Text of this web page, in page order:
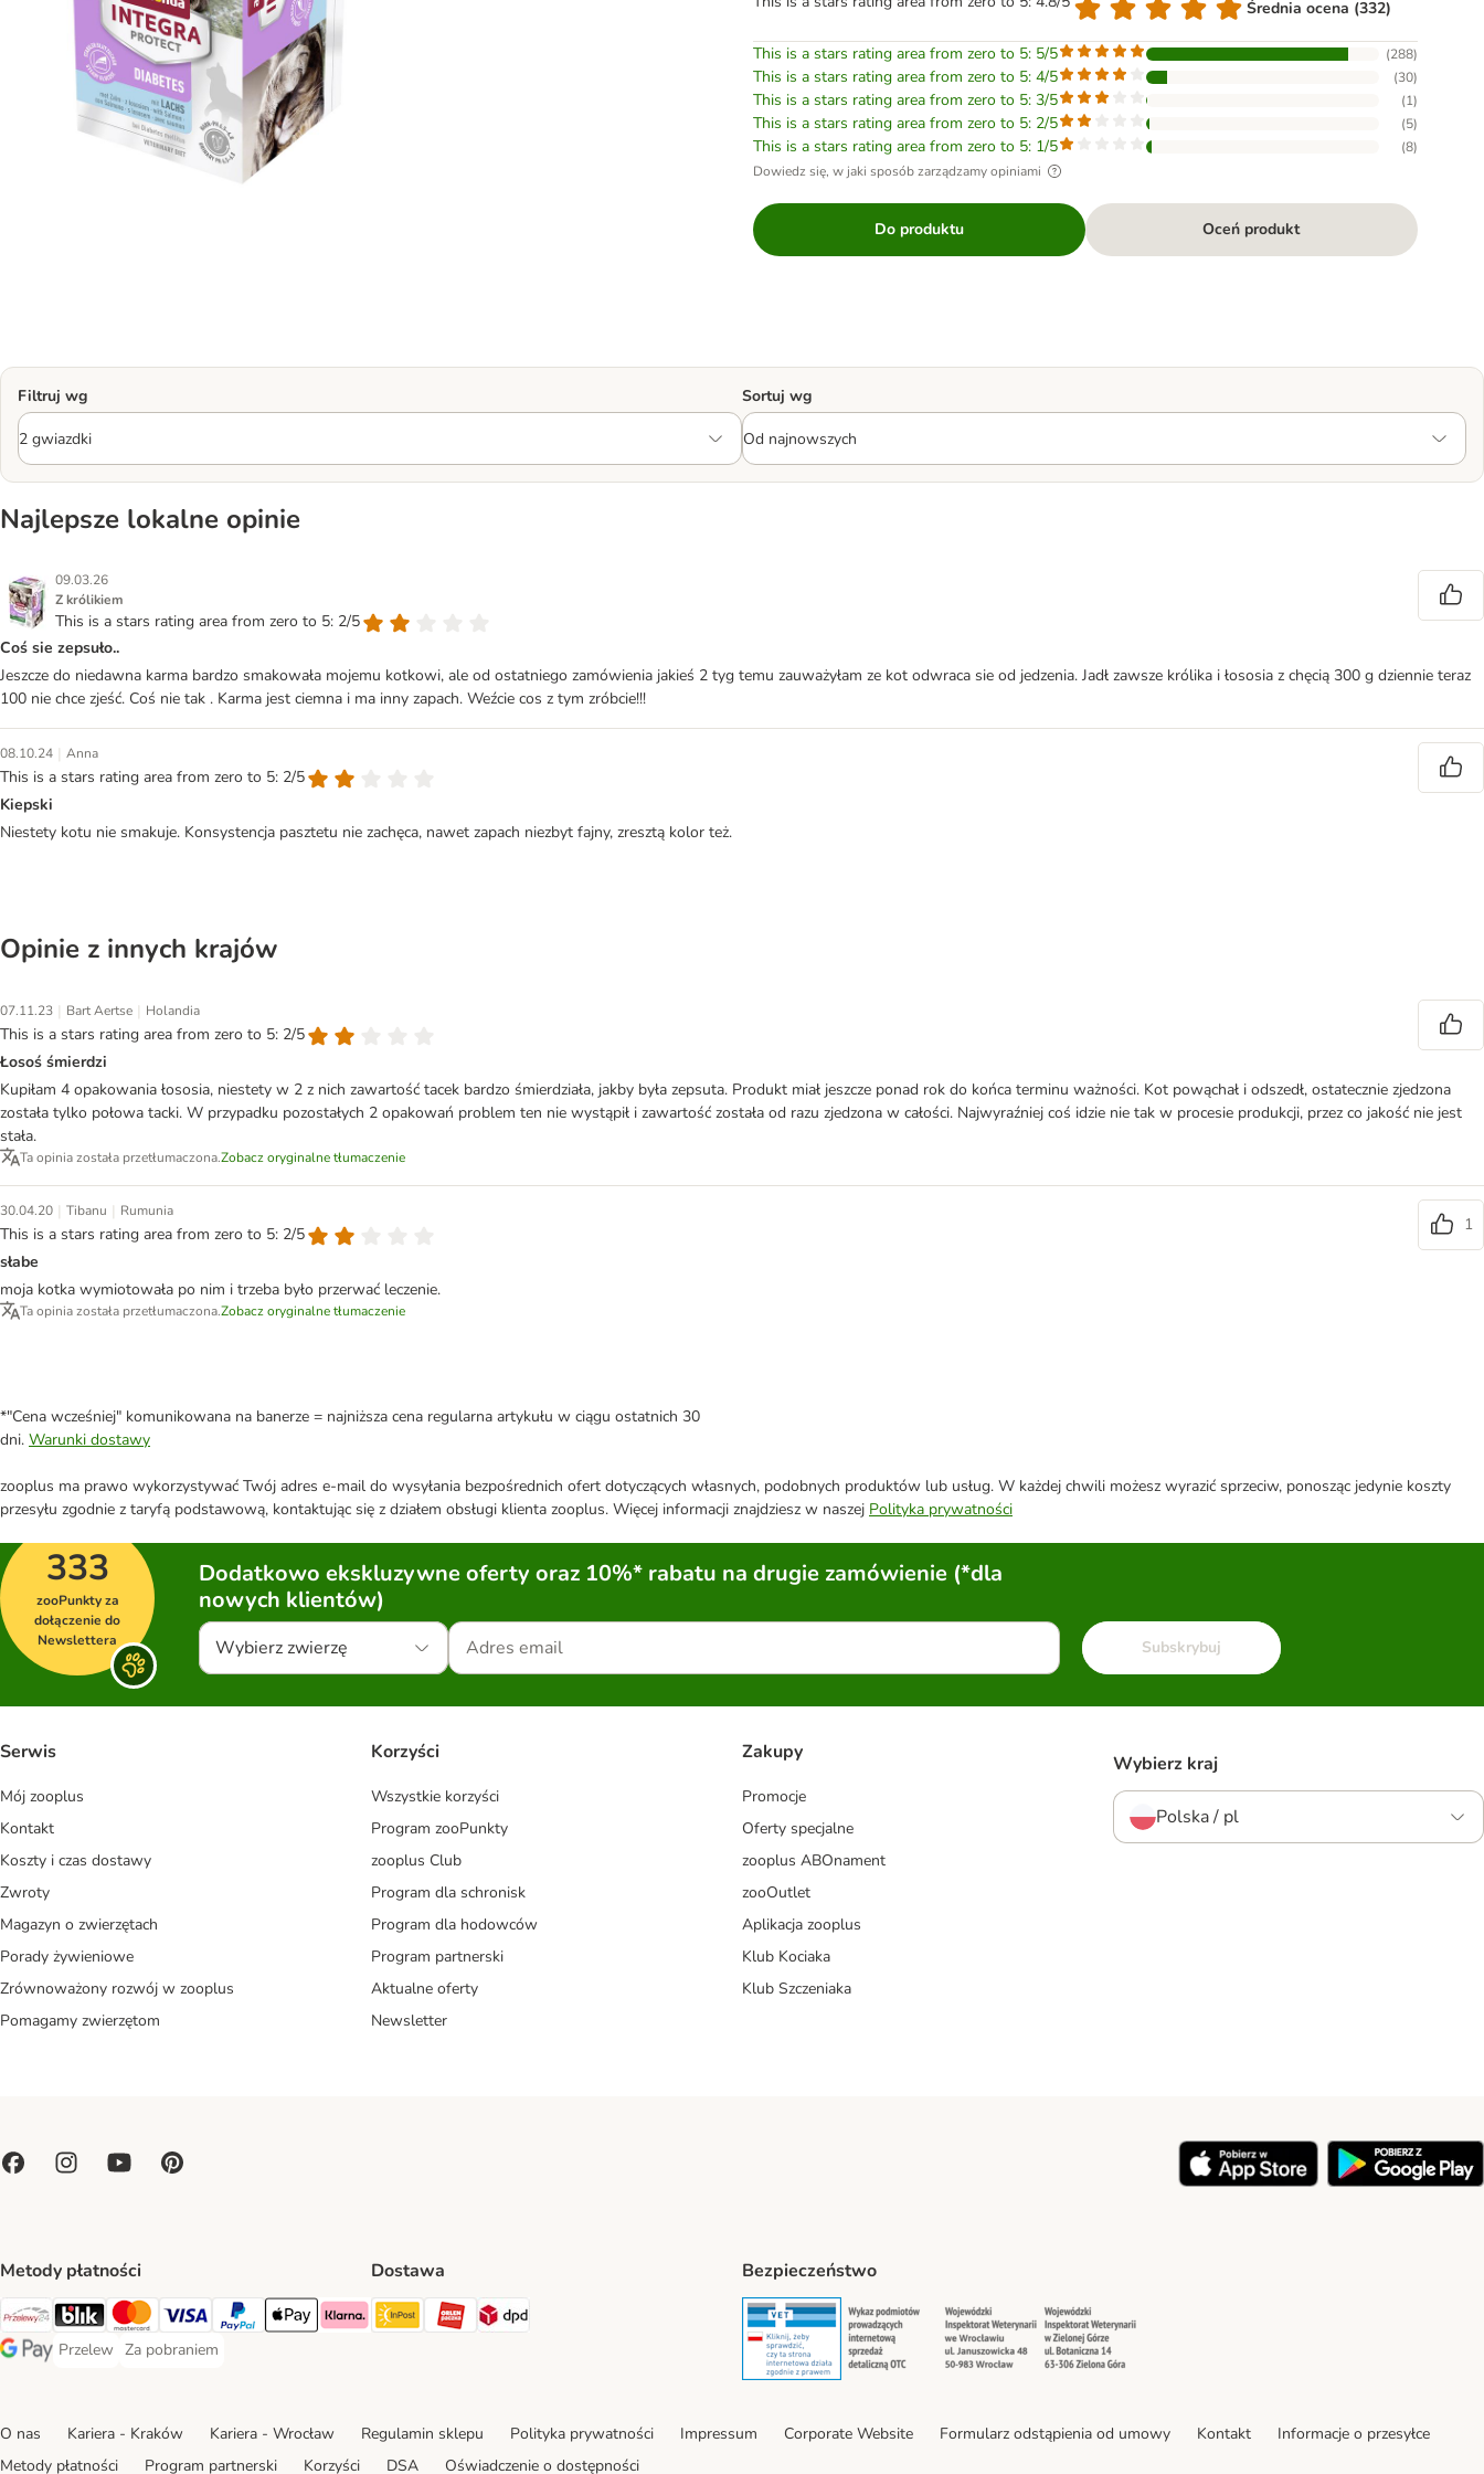
Średnia ocena (332)
This is a stars rating area from zero to 5: 5/5 (288)
This is a stars rating area from zero to 5: 4/5 (30)
This is a stars rating area from zero to 5: 3/5 (1)
This is a stars rating area from zero to 5: 2/5 (5)
This is a stars rating area from zero to 5: 1/5 (8)
Dowiedz się, w jaki sposób zarządzamy opiniami
Do produktu Oceń produkt
Filtruj wg Sortuj wg
Najlepsze lokalne opinie
09.03.26
Z królikiem
This is a stars rating area from zero to 5: 2/5
Coś sie zepsuło..
Jeszcze do niedawna karma bardzo smakowała mojemu kotkowi, ale od ostatniego zamówienia jakieś 2 tyg temu zauważyłam ze kot odwraca sie od jedzenia. Jadł zawsze królika i łososia z chęcią 300 g dziennie teraz
100 nie chce zjeść. Coś nie tak . Karma jest ciemna i ma inny zapach. Weźcie cos z tym zróbcie!!!
08.10.24 | Anna
This is a stars rating area from zero to 5: 2/5
Kiepski
Niestety kotu nie smakuje. Konsystencja pasztetu nie zachęca, nawet zapach niezbyt fajny, zresztą kolor też.
Opinie z innych krajów
07.11.23 | Bart Aertse | Holandia
This is a stars rating area from zero to 5: 2/5
Łosoś śmierdzi
Kupiłam 4 opakowania łososia, niestety w 2 z nich zawartość tacek bardzo śmierdziała, jakby była zepsuta. Produkt miał jeszcze ponad rok do końca terminu ważności. Kot powąchał i odszedł, ostatecznie zjedzona
została tylko połowa tacki. W przypadku pozostałych 2 opakowań problem ten nie wystąpił i zawartość została od razu zjedzona w całości. Najwyraźniej coś idzie nie tak w procesie produkcji, przez co jakość nie jest
stała.
Ta opinia została przetłumaczona.Zobacz oryginalne tłumaczenie
30.04.20 | Tibanu | Rumunia
This is a stars rating area from zero to 5: 2/5
1
słabe
moja kotka wymiotowała po nim i trzeba było przerwać leczenie.
Ta opinia została przetłumaczona.Zobacz oryginalne tłumaczenie
*"Cena wcześniej" komunikowana na banerze = najniższa cena regularna artykułu w ciągu ostatnich 30
dni. Warunki dostawy
zooplus ma prawo wykorzystywać Twój adres e-mail do wysyłania bezpośrednich ofert dotyczących własnych, podobnych produktów lub usług. W każdej chwili możesz wyrazić sprzeciw, ponosząc jedynie koszty
przesyłu zgodnie z taryfą podstawową, kontaktując się z działem obsługi klienta zooplus. Więcej informacji znajdziesz w naszej Polityka prywatności
333
zooPunkty za
dołączenie do
Newslettera
Dodatkowo ekskluzywne oferty oraz 10%* rabatu na drugie zamówienie (*dla
nowych klientów)
Wybierz zwierzę Subskrybuj
Serwis
Mój zooplus
Kontakt
Koszty i czas dostawy
Zwroty
Magazyn o zwierzętach
Porady żywieniowe
Zrównoważony rozwój w zooplus
Pomagamy zwierzętom
Korzyści
Wszystkie korzyści
Program zooPunkty
zooplus Club
Program dla schronisk
Program dla hodowców
Program partnerski
Aktualne oferty
Newsletter
Zakupy
Promocje
Oferty specjalne
zooplus ABOnament
zooOutlet
Aplikacja zooplus
Klub Kociaka
Klub Szczeniaka
Wybierz kraj
Polska / pl
Metody płatności
Przelewy24 Payment Method
Blik Payment Method
MasterCard Payment Method
Visa Payment Method
PayPal Payment Method
Apple Pay Payment Method
Klarna Payment Method
Google Pay Payment Method
Przelew
Przelew Payment Method
Za pobraniem
Za pobraniem Payment Method
Dostawa
Paczkomat® Shipping Method
ORLEN Paczka Shipping Method
Bezpieczeństwo
Security Security Security
O nas Kariera - Kraków Kariera - Wrocław Regulamin sklepu Polityka prywatności Impressum Corporate Website Formularz odstąpienia od umowy Kontakt
Informacje o przesyłce
Metody płatności
Program partnerski Korzyści DSA Oświadczenie o dostępności